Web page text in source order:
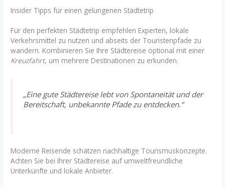
Insider Tipps für einen gelungenen Städtetrip
Für den perfekten Städtetrip empfehlen Experten, lokale
Verkehrsmittel zu nutzen und abseits der Touristenpfade zu
wandern. Kombinieren Sie Ihre Städtereise optional mit einer
Kreuzfahrt, um mehrere Destinationen zu erkunden.
„Eine gute Städtereise lebt von Spontaneität und der
Bereitschaft, unbekannte Pfade zu entdecken.“
Moderne Reisende schätzen nachhaltige Tourismuskonzepte.
Achten Sie bei Ihrer Städtereise auf umweltfreundliche
Unterkünfte und lokale Anbieter.